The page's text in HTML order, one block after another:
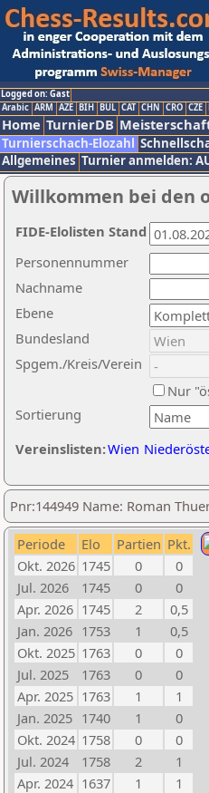
Logged on: Gast
Arabic ARM AZE BIH BUL CAT CHN CRO CZE
Home TurnierDB
Turnierschach-Elozahl
Allgemeines Turnier anmelden:
Willkommen bei den
Nachname
Ebene
Sortierung
Personennummer
Bundesland
Spgem./Kreis/Verein
Nur
Vereinslisten:Wien
FIDE-Elolisten Stand
Pnr:144949 Name: Roman
Periode Elo Partien Pkt.
Okt. 2026 1745 0
0
Jul. 2026
1745 0
0
Apr. 2026 1745 2
0,5
Jan. 2026 1753 1
0,5
Okt. 2025 1763 0
0
Jul. 2025
1763 0
0
Apr. 2025 1763 1
1
Jan. 2025 1740 1
0
Okt. 2024 1758 0
0
Jul. 2024
1758 2
1
Apr. 2024 1637 1
1